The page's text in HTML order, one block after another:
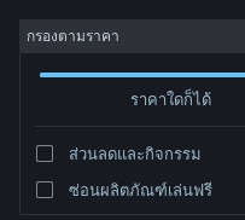
เข้าสู่ระบบ
ชุมชน
กรองตามราคา
ราคาใดก็ได้
ส่วนลดและกิจกรรม
ซ่อนผลิตภัณฑ์เล่นฟรี
ผู้พัฒนา: Radon Labs